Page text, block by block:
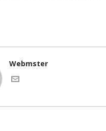
Webmster